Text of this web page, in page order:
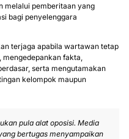
melalui pemberitaan yang
bagi penyelenggara
terjaga apabila wartawan tetap
, mengedepankan fakta,
serta mengutamakan
kelompok maupun
pula alat oposisi. Media
bertugas menyampaikan